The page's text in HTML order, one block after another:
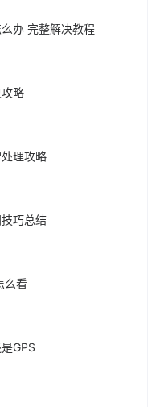
办 完整解决教程
略
理攻略
巧总结
么看
GPS